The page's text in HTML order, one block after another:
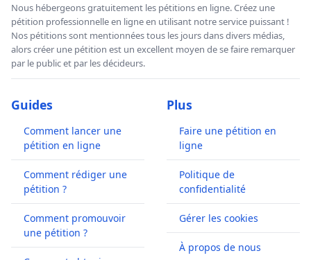
Nous hébergeons gratuitement les pétitions en ligne. Créez une
pétition professionnelle en ligne en utilisant notre service puissant !
Nos pétitions sont mentionnées tous les jours dans divers médias,
alors créer une pétition est un excellent moyen de se faire remarquer
par le public et par les décideurs.
Guides
Comment lancer une
pétition en ligne
Comment rédiger une
pétition ?
Comment promouvoir
une pétition ?
Plus
Faire une pétition en
ligne
Politique de
confidentialité
Gérer les cookies
À propos de nous